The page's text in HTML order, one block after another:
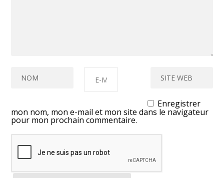
Enregistrer
mon nom, mon e-mail et mon site dans le navigateur
pour mon prochain commentaire.